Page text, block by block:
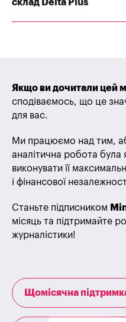
склад Delta Plus
Якщо ви дочитали цей
сподіваємось, що це
для вас.
Ми працюємо над тим,
аналітична робота була
виконувати її
і фінансової
Станьте підписником
місяць та підтримайте
журналістики!
Щомісячна